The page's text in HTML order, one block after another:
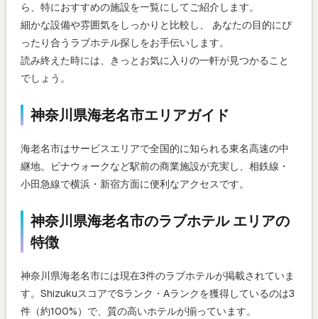
ら、特におすすめの施設を一覧にしてご紹介します。
細かな設備や雰囲気をしっかりと比較し、 あなたの目的にぴ
ったり合うラブホテル探しをお手伝いします。
読み終えた時には、きっとお気に入りの一軒が見つかること
でしょう。
神奈川県海老名市エリアガイド
海老名市はサービスエリアで全国的に知られる東名高速の中
継地。ビナウォークなど駅前の商業施設が充実し、相鉄線・
小田急線で横浜・新宿方面に便利なアクセスです。
神奈川県海老名市のラブホテル エリアの
特徴
神奈川県海老名市には現在3件のラブホテルが掲載されていま
す。ShizukuスコアでSランク・Aランクを獲得しているのは3
件（約100%）で、質の高いホテルが揃っています。